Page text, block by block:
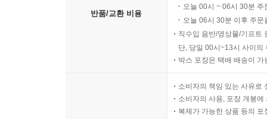
반품/교환 비용
오늘 00시 ~ 06시 30분
오늘 06시 30분 이후 주
직수입 음반/영상물/기프트
단, 당일 00시~13시 사이의
박스 포장은 택배 배송이
소비자의 책임 있는 사유로
소비자의 사용, 포장 개봉
복제가 가능한 상품 등의